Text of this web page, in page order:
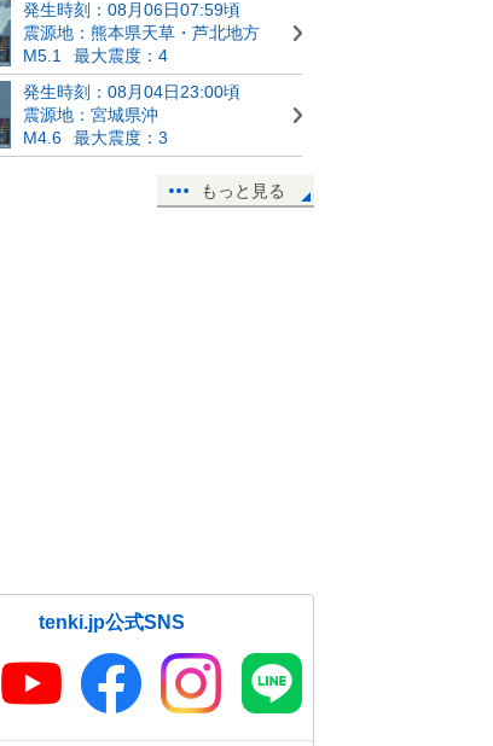
発生時刻：08月06日07:59頃
震源地：熊本県天草・芦北地方
M5.1
最大震度：4
発生時刻：08月04日23:00頃
震源地：宮城県沖
M4.6
最大震度：3
もっと見る
tenki.jp公式SNS